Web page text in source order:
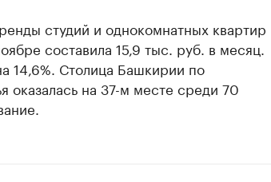
студий и однокомнатных квартир
составила 15,9 тыс. руб. в месяц.
14,6%. Столица Башкирии по
оказалась на 37-м месте среди 70